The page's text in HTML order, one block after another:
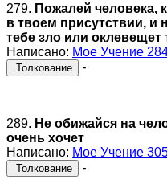
279. Пожалей человека,
в твоем присутствии, и
тебе зло или оклевещет
Написано: Мое Учение
Толкование -
289. Не обижайся на
очень хочет
Написано: Мое Учение
Толкование -